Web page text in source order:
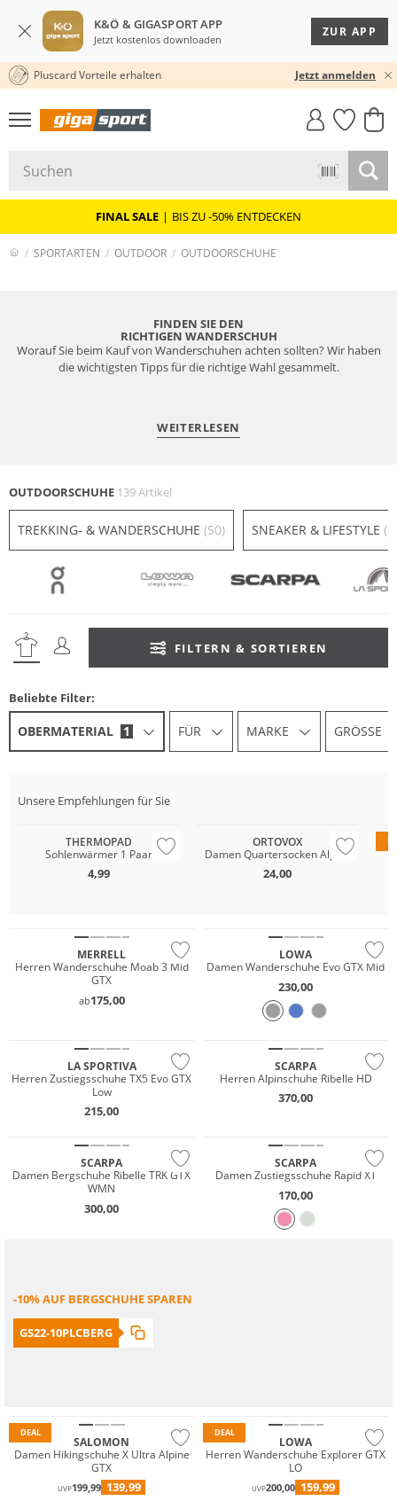
K&Ö & GIGASPORT APP
Jetzt kostenlos downloaden
ZUR APP
★★★★★ 4,8 / 5,0 STERNE
30 TAGE RÜCKGABERECHT
Pluscard Vorteile erhalten Jetzt anmelden
GIGASTYLE
FAHRRAD­
MUST-HAVE
FINAL SALE | BIS ZU -50% ENTDECKEN
SPORTARTEN OUTDOOR OUTDOORSCHUHE
FINDEN SIE DEN
RICHTIGEN WANDERSCHUH
Worauf Sie beim Kauf von Wanderschuhen achten sollten? Wir haben
die wichtigsten Tipps für die richtige Wahl gesammelt.
WEITERLESEN
OUTDOORSCHUHE 139 Artikel
TREKKING- & WANDERSCHUHE (50) SNEAKER & LIFESTYLE
FILTERN & SORTIEREN
Beliebte Filter:
OBERMATERIAL 1 FÜR MARKE GRÖSSE
Unsere Empfehlungen für Sie
THERMOPAD
Sohlenwärmer 1 Paar
4,99
ORTOVOX
Damen Quartersocken Alpine
24,00
MERRELL
Herren Wanderschuhe Moab 3 Mid
GTX
ab175,00
LOWA
Damen Wanderschuhe Evo GTX Mid
230,00
LA SPORTIVA
Herren Zustiegsschuhe TX5 Evo GTX
Low
215,00
SCARPA
Herren Alpinschuhe Ribelle HD
370,00
Wasserfest
SCARPA
Damen Bergschuhe Ribelle TRK GTX
WMN
300,00
SCARPA
Damen Zustiegsschuhe Rapid XT
170,00
-10% AUF BERGSCHUHE SPAREN
GS22-10PLCBERG
DEAL
SALOMON
Damen Hikingschuhe X Ultra Alpine
GTX
UVP199,99 139,99
DEAL
LOWA
Herren Wanderschuhe Explorer GTX
LO
UVP200,00 159,99
Wasserfest